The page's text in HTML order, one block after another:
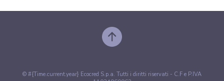
© #{Time.current.year} Ecocred S.p.a. Tutti i diritti riservati - C.F e P.IVA